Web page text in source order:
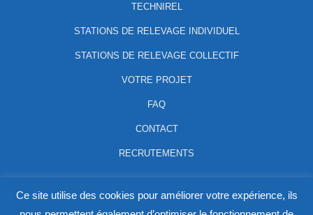
TECHNIREL
STATIONS DE RELEVAGE INDIVIDUEL
STATIONS DE RELEVAGE COLLECTIF
VOTRE PROJET
FAQ
CONTACT
RECRUTEMENTS
CIOTAT, FRANCE - 04 94 63 46 28
Ce site utilise des cookies pour améliorer votre expérience, ils